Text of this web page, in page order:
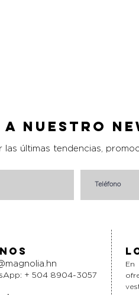
a nuestro
las últimas tendencias,
+ 504 8904-3057
En